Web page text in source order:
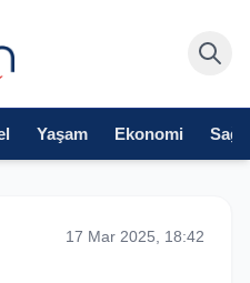
Yaşam Ekonomi
17 Mar 2025, 18:42